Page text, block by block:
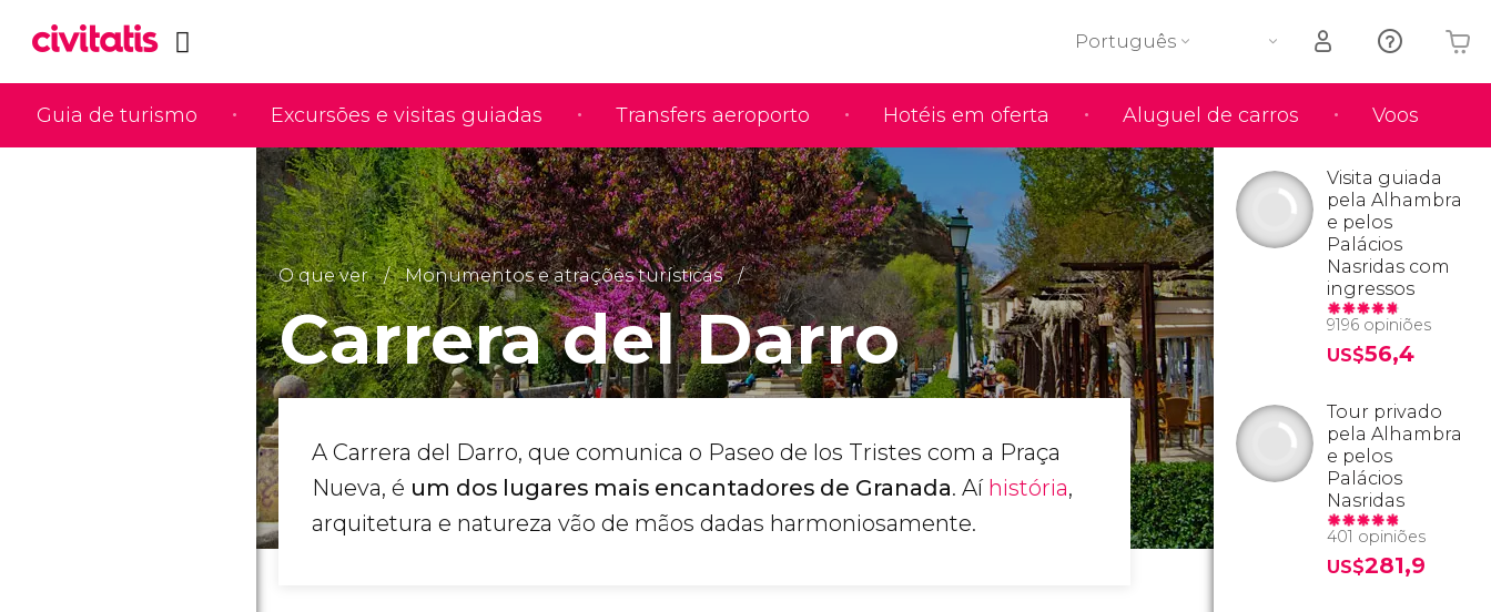
Guia de turismo Excursões e visitas guiadas Transfers aeroporto Hotéis em oferta Aluguel de carros Voos
Português
O seu carrinho está vazio
O que ver Monumentos e atrações turísticas
Carrera del Darro
A Carrera del Darro, que comunica o Paseo de los Tristes com a Praça
Nueva, é um dos lugares mais encantadores de Granada. Aí história,
arquitetura e natureza vão de mãos dadas harmoniosamente.
Visita guiada
pela Alhambra
e pelos
Palácios
Nasridas com
ingressos
9196 opiniões
US$56,4
Tour privado
pela Alhambra
e pelos
Palácios
Nasridas
401 opiniões
US$281,9